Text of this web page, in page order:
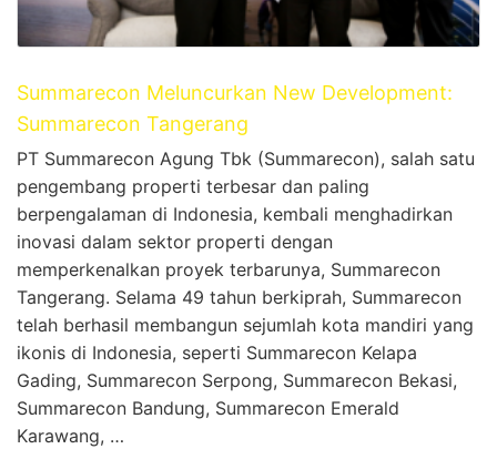
Summarecon Meluncurkan New Development:
Summarecon Tangerang
PT Summarecon Agung Tbk (Summarecon), salah satu
pengembang properti terbesar dan paling
berpengalaman di Indonesia, kembali menghadirkan
inovasi dalam sektor properti dengan
memperkenalkan proyek terbarunya, Summarecon
Tangerang. Selama 49 tahun berkiprah, Summarecon
telah berhasil membangun sejumlah kota mandiri yang
ikonis di Indonesia, seperti Summarecon Kelapa
Gading, Summarecon Serpong, Summarecon Bekasi,
Summarecon Bandung, Summarecon Emerald
Karawang, …